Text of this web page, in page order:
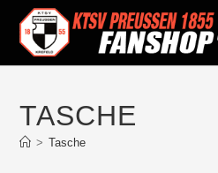
TASCHE
> Tasche